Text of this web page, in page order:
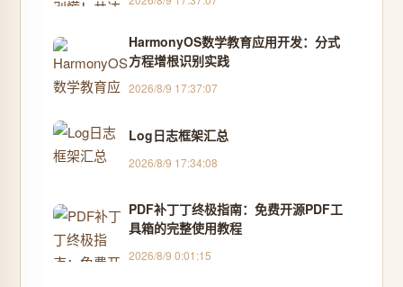
HarmonyOS数学教育应用开发：分式
方程增根识别实践
2026/8/9 17:37:07
Log日志框架汇总
2026/8/9 17:34:08
PDF补丁丁终极指南：免费开源PDF工
具箱的完整使用教程
2026/8/9 0:01:15